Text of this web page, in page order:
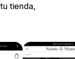
tienda,